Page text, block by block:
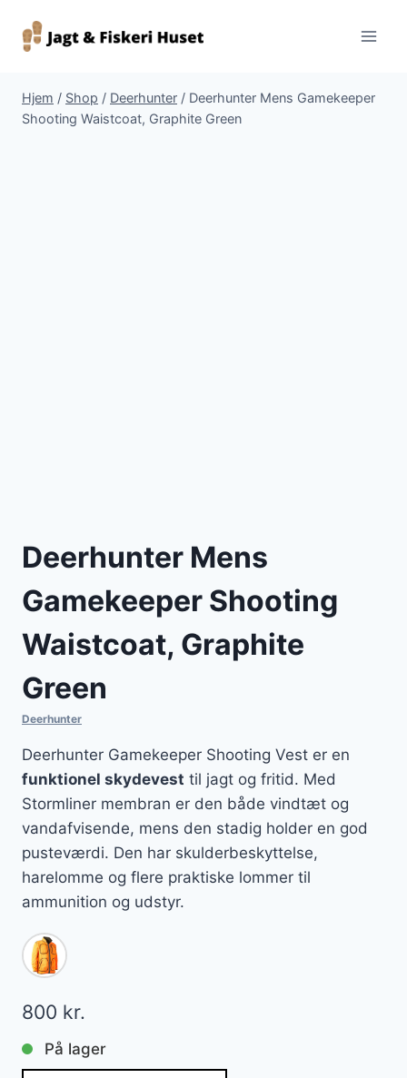
Hjem / Shop / Deerhunter / Deerhunter Mens Gamekeeper
Shooting Waistcoat, Graphite Green
Deerhunter Mens
Gamekeeper Shooting
Waistcoat, Graphite
Green
Deerhunter
Deerhunter Gamekeeper Shooting Vest er en
funktionel skydevest til jagt og fritid. Med
Stormliner membran er den både vindtæt og
vandafvisende, mens den stadig holder en god
pusteværdi. Den har skulderbeskyttelse,
harelomme og flere praktiske lommer til
ammunition og udstyr.
800 kr.
På lager